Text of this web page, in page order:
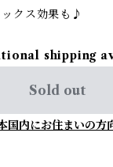
クス効果も♪
shipping
Sold out
国内にお住まいの方